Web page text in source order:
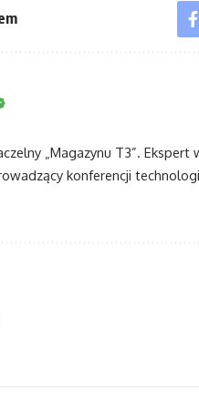
„Magazynu T3”.
konferencji